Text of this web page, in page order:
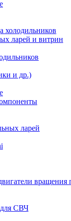
холодильников
ларей и витрин
и др.)
ларей
вращения
для СВЧ